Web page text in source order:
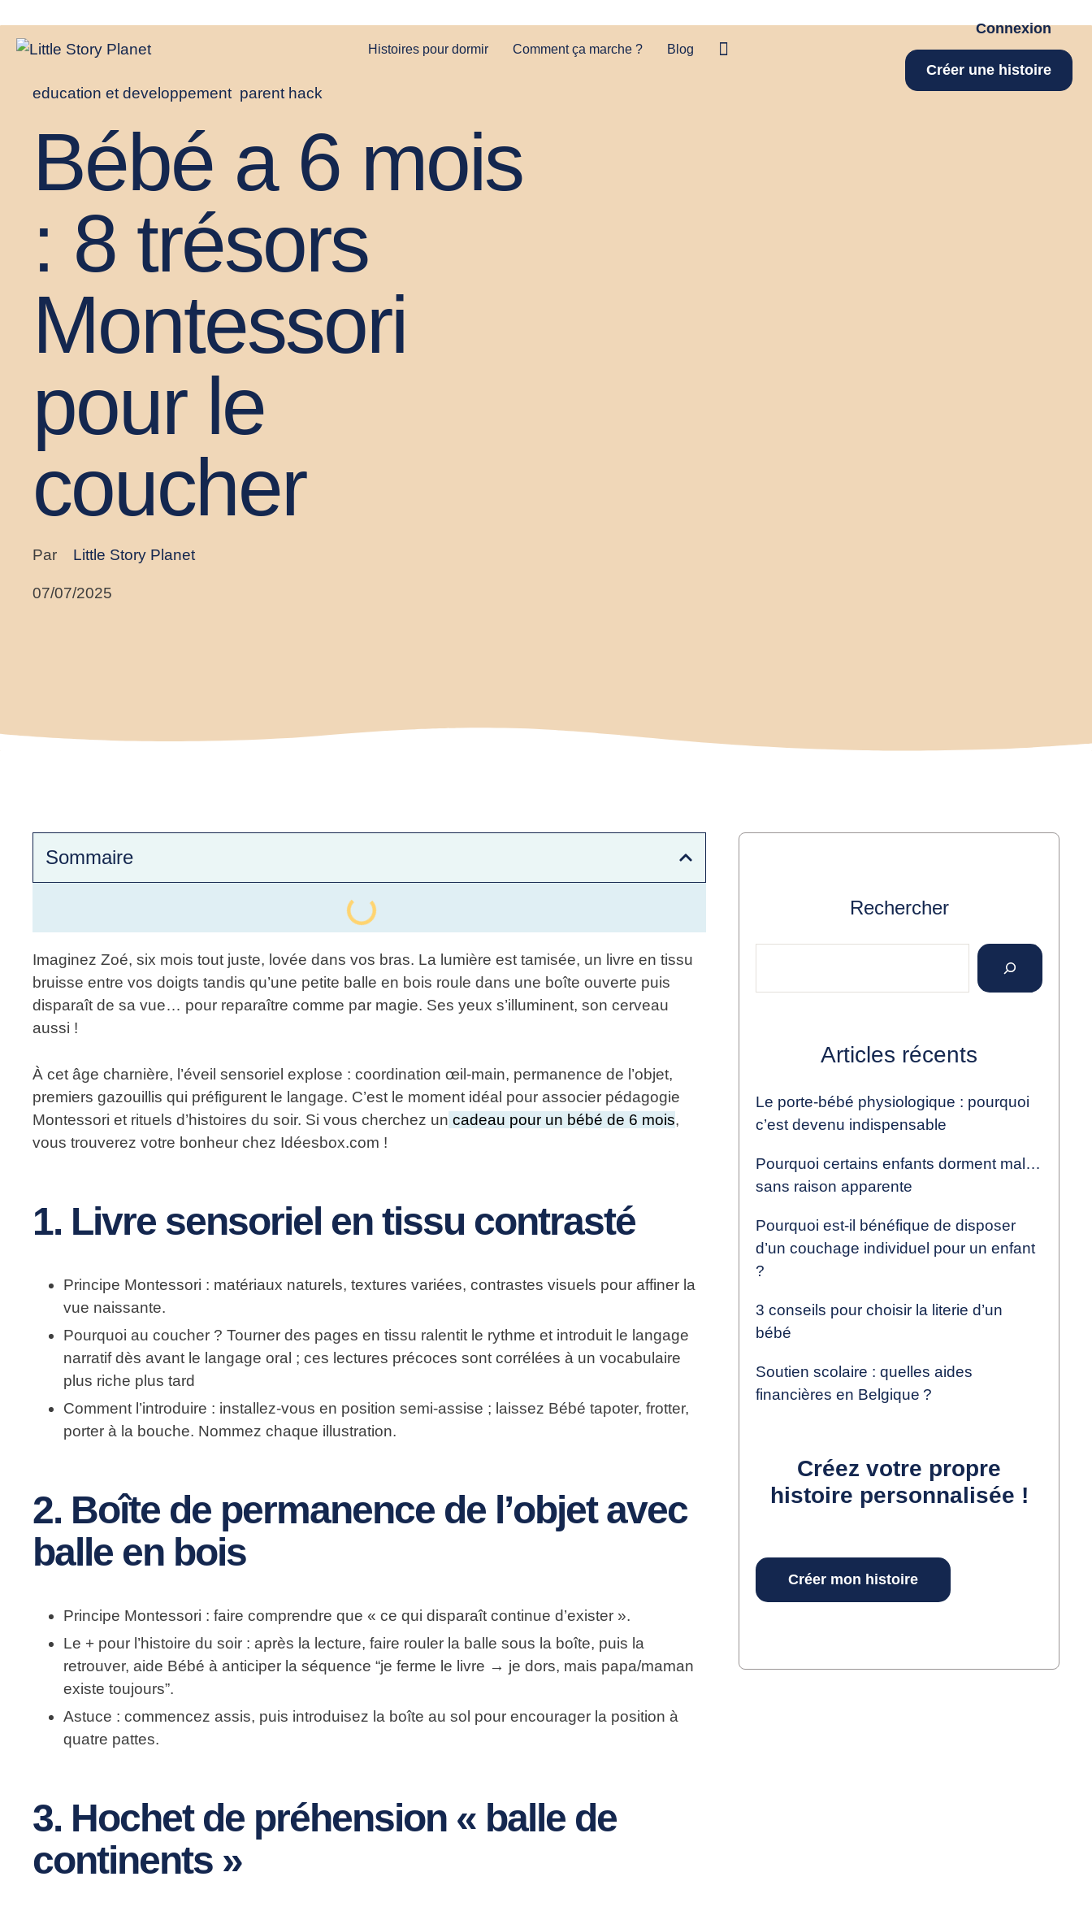
Histoires pour dormir Comment ça marche ? Blog
Connexion
Créer une histoire
education et developpement parent hack
Bébé a 6 mois
: 8 trésors
Montessori
pour le
coucher
Par Little Story Planet
07/07/2025
Sommaire
Imaginez Zoé, six mois tout juste, lovée dans vos bras. La lumière est tamisée, un livre en tissu
bruisse entre vos doigts tandis qu’une petite balle en bois roule dans une boîte ouverte puis
disparaît de sa vue… pour reparaître comme par magie. Ses yeux s’illuminent, son cerveau
aussi !
À cet âge charnière, l’éveil sensoriel explose : coordination œil-main, permanence de l’objet,
premiers gazouillis qui préfigurent le langage. C’est le moment idéal pour associer pédagogie
Montessori et rituels d’histoires du soir. Si vous cherchez un cadeau pour un bébé de 6 mois,
vous trouverez votre bonheur chez Idéesbox.com !
1. Livre sensoriel en tissu contrasté
Principe Montessori : matériaux naturels, textures variées, contrastes visuels pour affiner la
vue naissante.
Pourquoi au coucher ? Tourner des pages en tissu ralentit le rythme et introduit le langage
narratif dès avant le langage oral ; ces lectures précoces sont corrélées à un vocabulaire
plus riche plus tard
Comment l’introduire : installez-vous en position semi-assise ; laissez Bébé tapoter, frotter,
porter à la bouche. Nommez chaque illustration.
2. Boîte de permanence de l’objet avec
balle en bois
Principe Montessori : faire comprendre que « ce qui disparaît continue d’exister ».
Le + pour l’histoire du soir : après la lecture, faire rouler la balle sous la boîte, puis la
retrouver, aide Bébé à anticiper la séquence “je ferme le livre → je dors, mais papa/maman
existe toujours”.
Astuce : commencez assis, puis introduisez la boîte au sol pour encourager la position à
quatre pattes.
3. Hochet de préhension « balle de
continents »
Rechercher
Articles récents
Le porte-bébé physiologique : pourquoi
c’est devenu indispensable
Pourquoi certains enfants dorment mal…
sans raison apparente
Pourquoi est-il bénéfique de disposer
d’un couchage individuel pour un enfant
?
3 conseils pour choisir la literie d’un
bébé
Soutien scolaire : quelles aides
financières en Belgique ?
Créez votre propre
histoire personnalisée !
Créer mon histoire